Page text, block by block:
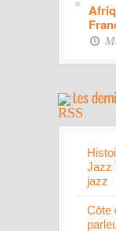
Jazz
jazz
Côte